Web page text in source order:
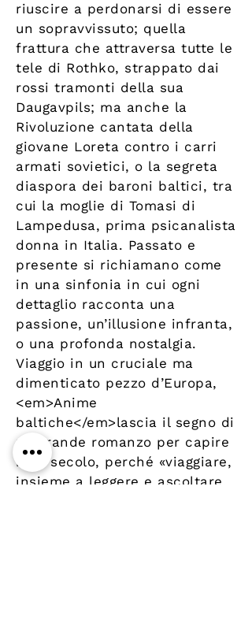
riuscire a perdonarsi di essere
un sopravvissuto; quella
frattura che attraversa tutte le
tele di Rothko, strappato dai
rossi tramonti della sua
Daugavpils; ma anche la
Rivoluzione cantata della
giovane Loreta contro i carri
armati sovietici, o la segreta
diaspora dei baroni baltici, tra
cui la moglie di Tomasi di
Lampedusa, prima psicanalista
donna in Italia. Passato e
presente si richiamano come
in una sinfonia in cui ogni
dettaglio racconta una
passione, un’illusione infranta,
o una profonda nostalgia.
Viaggio in un cruciale ma
dimenticato pezzo d’Europa,
<em>Anime
baltiche</em>lascia il segno di
un grande romanzo per capire
il XX secolo, perché «viaggiare,
insieme a leggere e ascoltare,